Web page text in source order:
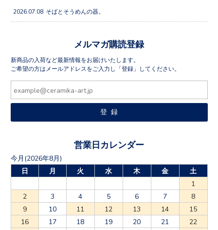
2026.07.08 そばとそうめんの器。
メルマガ購読登録
新商品の入荷など最新情報をお届けいたします。
ご希望の方はメールアドレスをご入力し「登録」してください。
営業日カレンダー
今月(2026年8月)
日
月 火 水 木 金
土
1
2
3 4 5 6 7
8
9
10 11 12 13 14
15
16
17 18 19 20 21
22